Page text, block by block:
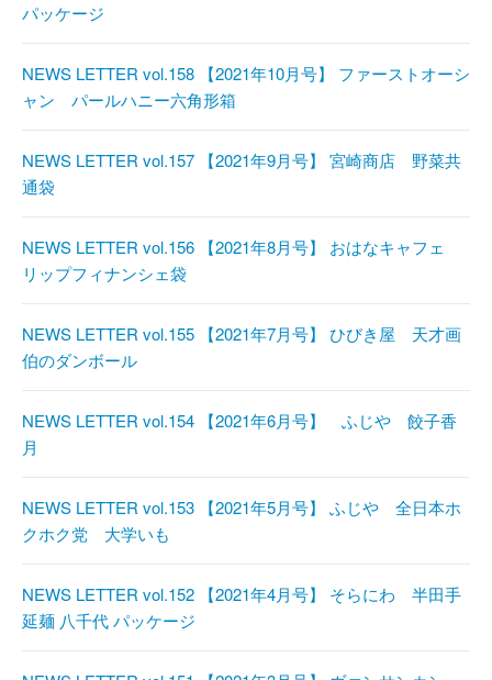
パッケージ
NEWS LETTER vol.158 【2021年10月号】 ファーストオーシ
ャン パールハニー六角形箱
NEWS LETTER vol.157 【2021年9月号】 宮崎商店 野菜共
通袋
NEWS LETTER vol.156 【2021年8月号】 おはなキャフェ
リップフィナンシェ袋
NEWS LETTER vol.155 【2021年7月号】 ひびき屋 天才画
伯のダンボール
NEWS LETTER vol.154 【2021年6月号】 ふじや 餃子香
月
NEWS LETTER vol.153 【2021年5月号】 ふじや 全日本ホ
クホク党 大学いも
NEWS LETTER vol.152 【2021年4月号】 そらにわ 半田手
延麺 八千代 パッケージ